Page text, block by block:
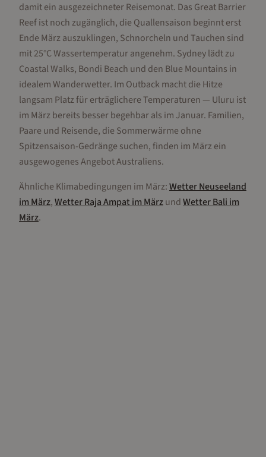
damit ein ausgezeichneter Reisemonat. Das Great Barrier
Reef ist noch zugänglich, die Quallensaison beginnt erst
Ende März auszuklingen, Schnorcheln und Tauchen sind
mit 25°C Wassertemperatur angenehm. Sydney lädt zu
Coastal Walks, Bondi Beach und den Blue Mountains in
idealem Wanderwetter. Im Outback macht die Hitze
langsam Platz für erträglichere Temperaturen — Uluru ist
im März bereits besser begehbar als im Januar. Familien,
Paare und Reisende, die Sommerwärme ohne
Spitzensaison-Gedränge suchen, finden im März ein
ausgewogenes Angebot Australiens.
Ähnliche Klimabedingungen im März:WetterNeuseeland
imMärz,WetterRaja AmpatimMärzundWetterBali im
März.